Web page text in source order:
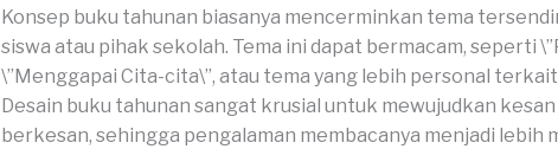
Konsep buku tahunan biasanya mencerminkan tema
siswa atau pihak sekolah. Tema ini dapat bermacam, seperti
\”Menggapai Cita-cita\”, atau tema yang lebih personal
Desain buku tahunan sangat krusial untuk mewujudkan kesan
berkesan, sehingga pengalaman membacanya menjadi lebih